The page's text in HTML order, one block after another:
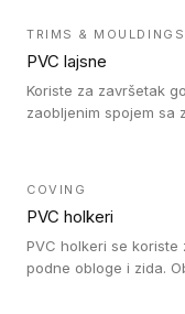
TRIMS & MOULDINGS
PVC lajsne
Koriste za završetak
zaobljenim spojem sa
rešenje).
COVING
PVC holkeri
PVC holkeri se
podne obloge i zida.